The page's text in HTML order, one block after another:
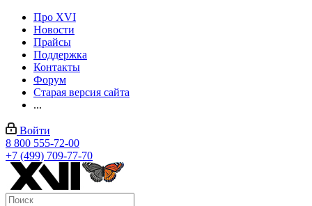
Про XVI
Новости
Прайсы
Поддержка
Контакты
Форум
Старая версия сайта
...
Войти
8 800 555-72-00
+7 (499) 709-77-70